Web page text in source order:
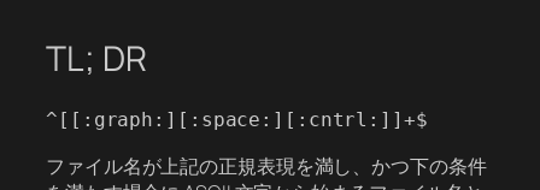
TL; DR
ファイル名が上記の正規表現を満し、かつ下の条件